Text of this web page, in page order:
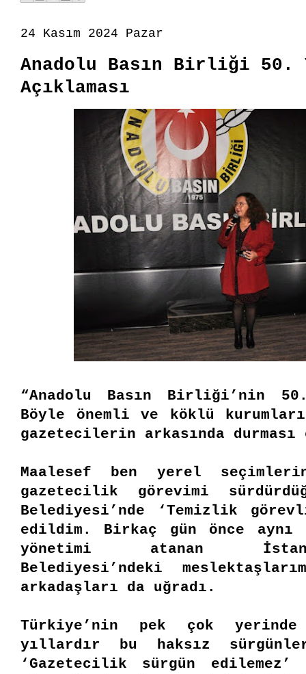
24 Kasım 2024 Pazar
Anadolu Basın Birliği 50.
Açıklaması
“Anadolu Basın Birliği’nin
Böyle önemli ve köklü
gazetecilerin arkasında
Maalesef ben yerel
gazetecilik görevimi
Belediyesi’nde ‘Temizlik
edildim. Birkaç gün önce aynı
yönetimi atanan
Belediyesi’ndeki
arkadaşları da uğradı.
Türkiye’nin pek çok yerinde
yıllardır bu haksız
‘Gazetecilik sürgün edilemez’